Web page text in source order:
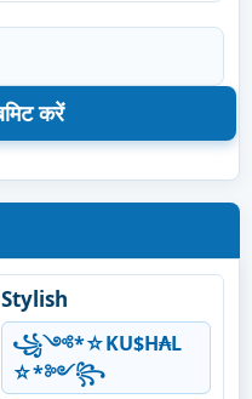
Stylish
꧁༺*☆KU$H₳L
☆*༻꧂